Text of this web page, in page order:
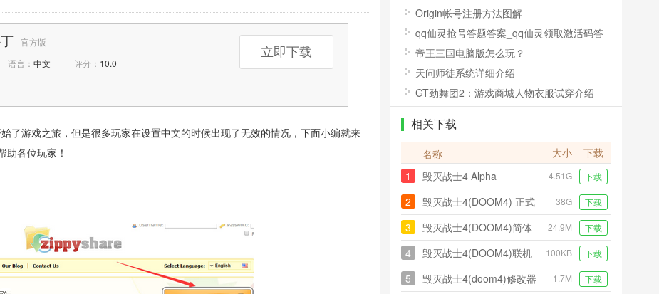
官方版
语言： 中文 评分： 10.0
立即下载
了游戏之旅，但是很多玩家在设置中文的时候出现了无效的情况，下面小编就来
各位玩家！
解
_qq仙灵领取激活码答
题答案
Origin帐号注册方法图解
qq仙灵抢号答题答案_qq仙灵领取激活码答
题答案
帝王三国电脑版怎么玩？
天问师徒系统详细介绍
GT劲舞团2：游戏商城人物衣服试穿介绍
相关下载
名称 大小
下载
1
毁灭战士4 Alpha 4.51G 下载
2
毁灭战士4(DOOM4) 正式
版
38G 下载
3
毁灭战士4(DOOM4)简体
中文汉化补丁
24.9M 下载
4
毁灭战士4(DOOM4)联机
补丁
100KB 下载
5
毁灭战士4(doom4)修改器
1.7M 下载